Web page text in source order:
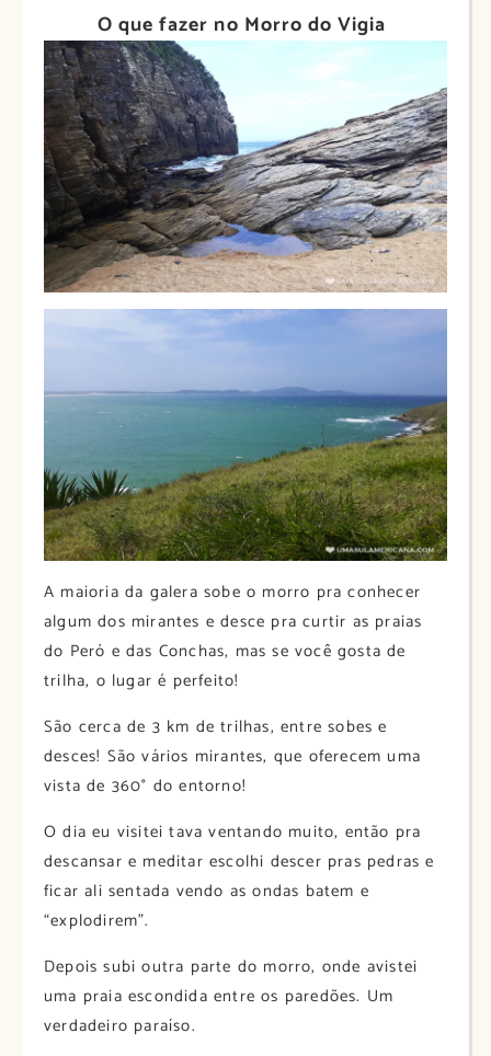
O que fazer no Morro do Vigia
A maioria da galera sobe o morro pra conhecer
algum dos mirantes e desce pra curtir as praias
do Peró e das Conchas, mas se você gosta de
trilha, o lugar é perfeito!
São cerca de 3 km de trilhas, entre sobes e
desces! São vários mirantes, que oferecem uma
vista de 360° do entorno!
O dia eu visitei tava ventando muito, então pra
descansar e meditar escolhi descer pras pedras e
ficar ali sentada vendo as ondas batem e
“explodirem”.
Depois subi outra parte do morro, onde avistei
uma praia escondida entre os paredões. Um
verdadeiro paraíso.